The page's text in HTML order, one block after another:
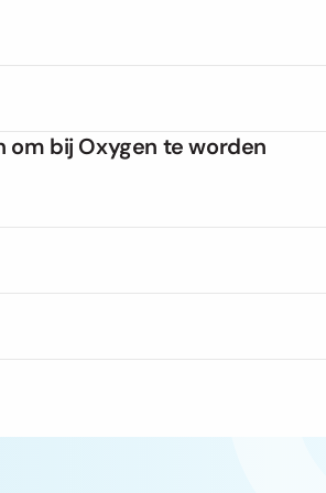
arcu, id conva.
arcu, id conva.
om bij Oxygen te worden
arcu, id conva.
arcu, id conva.
arcu, id conva.